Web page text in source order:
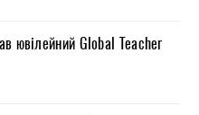
ювілейний Global Teacher